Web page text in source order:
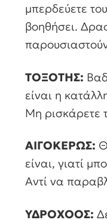
μπερδεύετε
βοηθήσει.
ΤΟΞΟΤΗΣ:
είναι η
Μη ρισκάρετε
ΑΙΓΟΚΕΡΩΣ:
είναι, γιατί
Αντί να
ΥΔΡΟΧΟΟΣ: